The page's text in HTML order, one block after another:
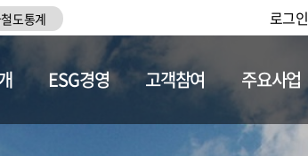
도통계 로그인
ESG경영 고객참여 주요사업